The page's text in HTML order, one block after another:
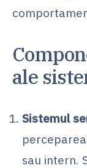
ale
Sistemul
sau intern.